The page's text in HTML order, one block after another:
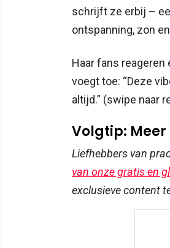
schrijft ze erbij –
ontspanning, zon
Haar fans reageren
voegt toe: “Deze
altijd.” (swipe naar
Volgtip: Meer
Liefhebbers van
van onze gratis en
exclusieve content